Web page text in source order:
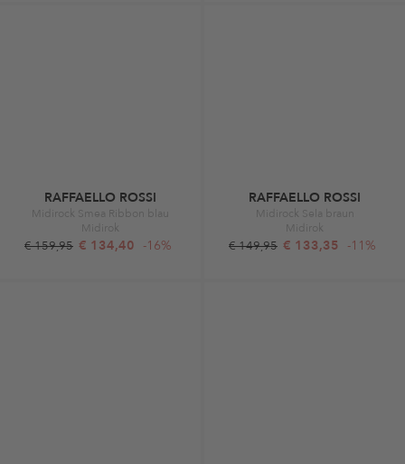
RAFFAELLO ROSSI
Midirock Smea Ribbon blau
Midirok
€ 159,95 € 134,40 -16%
RAFFAELLO ROSSI
Midirock Sela braun
Midirok
€ 149,95 € 133,35 -11%